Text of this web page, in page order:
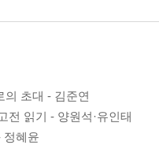
의 초대 - 김준연
전 읽기 - 양원석·유인태
혜윤